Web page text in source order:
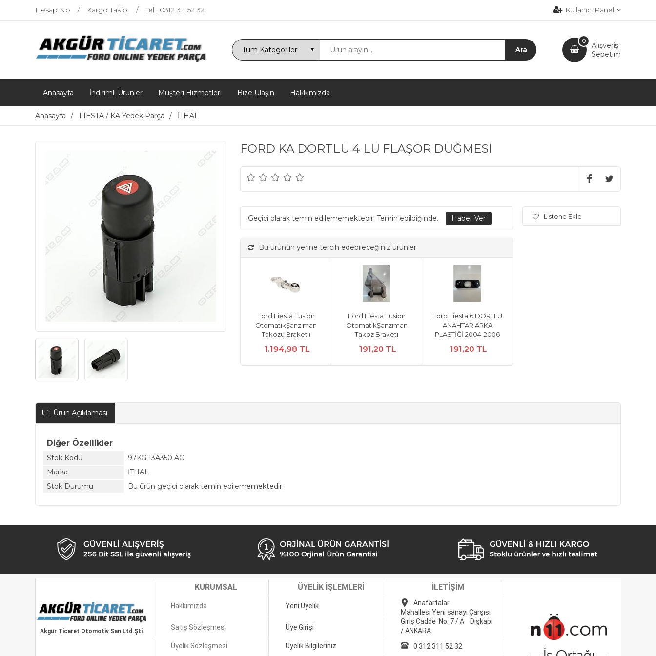
Hesap No Kargo Takibi Tel : 0312 311 52 32 Kullanıcı Paneli
Alışveriş
Sepetim
0
Anasayfa İndirimli Ürünler Müşteri Hizmetleri Bize Ulaşın Hakkımızda
Anasayfa FIESTA / KA Yedek Parça İTHAL
FORD KA DÖRTLÜ 4 LÜ FLAŞÖR DÜĞMESİ
Geçici olarak temin edilememektedir. Temin edildiğinde.
Bu ürünün yerine tercih edebileceğiniz ürünler
Ford Fiesta Fusion
OtomatikŞanzıman
Takozu Braketli
1.194,98 TL
Ford Fiesta Fusion
OtomatikŞanzıman
Takoz Braketi
191,20 TL
Ford Fiesta 6 DÖRTLÜ
ANAHTAR ARKA
PLASTİĞİ 2004-2006
191,20 TL
Listene Ekle
Ürün Açıklaması
Diğer Özellikler
Stok Kodu
97KG 13A350 AC
Marka
İTHAL
Stok Durumu
Bu ürün geçici olarak temin edilememektedir.
Akgür Ticaret Otomotiv San Ltd.Şti.
KURUMSAL ÜYELİK İŞLEMLERİ İLETİŞİM
Hakkımızda Yeni Üyelik
Anafartalar
Mahallesi Yeni sanayi Çarşısı
Giriş Cadde No: 7 / A Dışkapı
/ ANKARA
Satış Sözleşmesi Üye Girişi
Üyelik Sözleşmesi Üyelik Bilgileriniz 0 312 311 52 32